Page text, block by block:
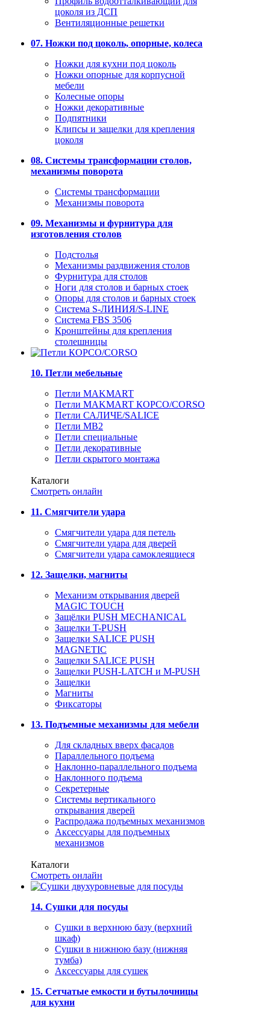
цоколя из ДСП
Вентиляционные решетки
07. Ножки под цоколь, опорные, колеса
Ножки для кухни под цоколь
Ножки опорные для корпусной
мебели
Колесные опоры
Ножки декоративные
Подпятники
Клипсы и защелки для крепления
цоколя
08. Системы трансформации столов,
механизмы поворота
Системы трансформации
Механизмы поворота
09. Механизмы и фурнитура для
изготовления столов
Подстолья
Механизмы раздвижения столов
Фурнитура для столов
Ноги для столов и барных стоек
Опоры для столов и барных стоек
Система S-ЛИНИЯ/S-LINE
Система FBS 3506
Кронштейны для крепления
столешницы
10. Петли мебельные
Петли MAKMART
Петли MAKMART КОРСО/CORSO
Петли САЛИЧЕ/SALICE
Петли MB2
Петли специальные
Петли декоративные
Петли скрытого монтажа
Каталоги
Смотреть онлайн
11. Смягчители удара
Смягчители удара для петель
Смягчители удара для дверей
Cмягчители удара самоклеящиеся
12. Защелки, магниты
Механизм открывания дверей
MAGIC TOUCH
Защёлки PUSH MECHANICAL
Защелки T-PUSH
Защелки SALICE PUSH
MAGNETIC
Защелки SALICE PUSH
Защелки PUSH-LATCH и M-PUSH
Защелки
Магниты
Фиксаторы
13. Подъемные механизмы для мебели
Для складных вверх фасадов
Параллельного подъема
Наклонно-параллельного подъема
Наклонного подъема
Секретерные
Системы вертикального
открывания дверей
Распродажа подъемных механизмов
Аксессуары для подъемных
механизмов
Каталоги
Смотреть онлайн
14. Сушки для посуды
Сушки в верхнюю базу (верхний
шкаф)
Сушки в нижнюю базу (нижняя
тумба)
Аксессуары для сушек
15. Сетчатые емкости и бутылочницы
для кухни